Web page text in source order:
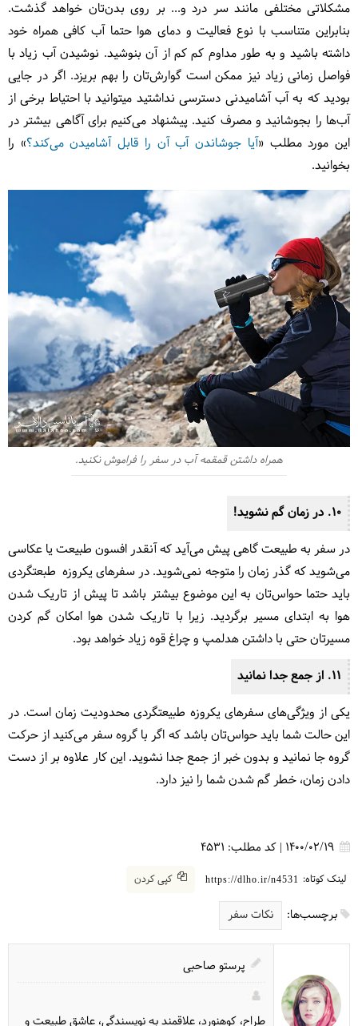
مشکلاتی مختلفی مانند سر درد و... بر روی بدن‌تان خواهد گذشت.
بنابراین متناسب با نوع فعالیت و دمای هوا حتما آب کافی همراه خود
داشته باشید و به طور مداوم کم کم از آن بنوشید. نوشیدن آب زیاد با
فواصل زمانی زیاد نیز ممکن است گوارش‌تان را بهم بریزد. اگر در جایی
بودید که به آب آشامیدنی دسترسی نداشتید میتوانید با احتیاط برخی از
آب‌ها را بجوشانید و مصرف کنید. پیشنهاد می‌کنیم برای آگاهی بیشتر در
این مورد مطلب «آیا جوشاندن آب آن را قابل آشامیدن می‌کند؟» را
بخوانید.
همراه داشتن قمقمه آب در سفر را فراموش نکنید.
10. در زمان گم نشوید!
در سفر به طبیعت گاهی پیش می‌آید که آنقدر افسون طبیعت یا عکاسی
می‌شوید که گذر زمان را متوجه نمی‌شوید. در سفرهای یکروزه طبعتگردی
باید حتما حواس‌تان به این موضوع بیشتر باشد تا پیش از تاریک شدن
هوا به ابتدای مسیر برگردید. زیرا با تاریک شدن هوا امکان گم کردن
مسیرتان حتی با داشتن هدلمپ و چراغ قوه زیاد خواهد بود.
11. از جمع جدا نمانید
یکی از ویژگی‌های سفرهای یکروزه طبیعتگردی محدودیت زمان است. در
این حالت شما باید حواس‌تان باشد که اگر با گروه سفر می‌کنید از حرکت
گروه جا نمانید و بدون خبر از جمع جدا نشوید. این کار علاوه بر از دست
دادن زمان، خطر گم شدن شما را نیز دارد.
1400/02/19
| کد مطلب: 4531
لینک کوتاه: https://dlho.ir/n4531 کپی کردن
برچسب‌ها: نکات سفر
پرستو صاحبی
طراح، کوهنورد، علاقمند به نویسندگی، عاشق طبیعت و